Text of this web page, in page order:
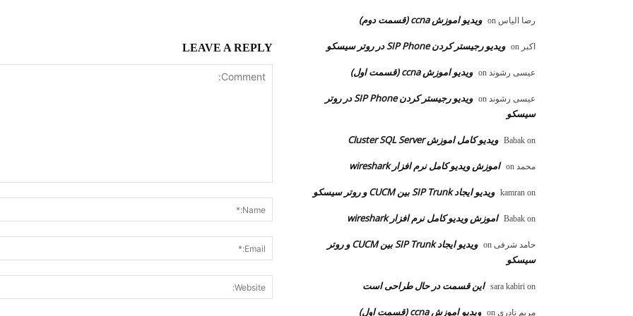
LEAVE A REPLY
رضا الیاس ویدیو اموزش ccna (قسمت دوم)
اکبر ویدیو رجیستر کردن SIP Phone در روتر سیسکو
عیسی رشوند ویدیو اموزش ccna (قسمت اول)
عیسی رشوند
ویدیو رجیستر کردن SIP Phone در روتر
سیسکو
Babak on ویدیو کامل اموزش Cluster SQL Server
محمد اموزش ویدیو کامل نرم افزار wireshark
kamran on ویدیو ایجاد SIP Trunk بین CUCM و روتر سیسکو
Babak on اموزش ویدیو کامل نرم افزار wireshark
حامد شرفی
ویدیو ایجاد SIP Trunk بین CUCM و روتر
سیسکو
sara kabiri on این قسمت در حال طراحی است
مریم نادری ویدیو اموزش ccna (قسمت اول)